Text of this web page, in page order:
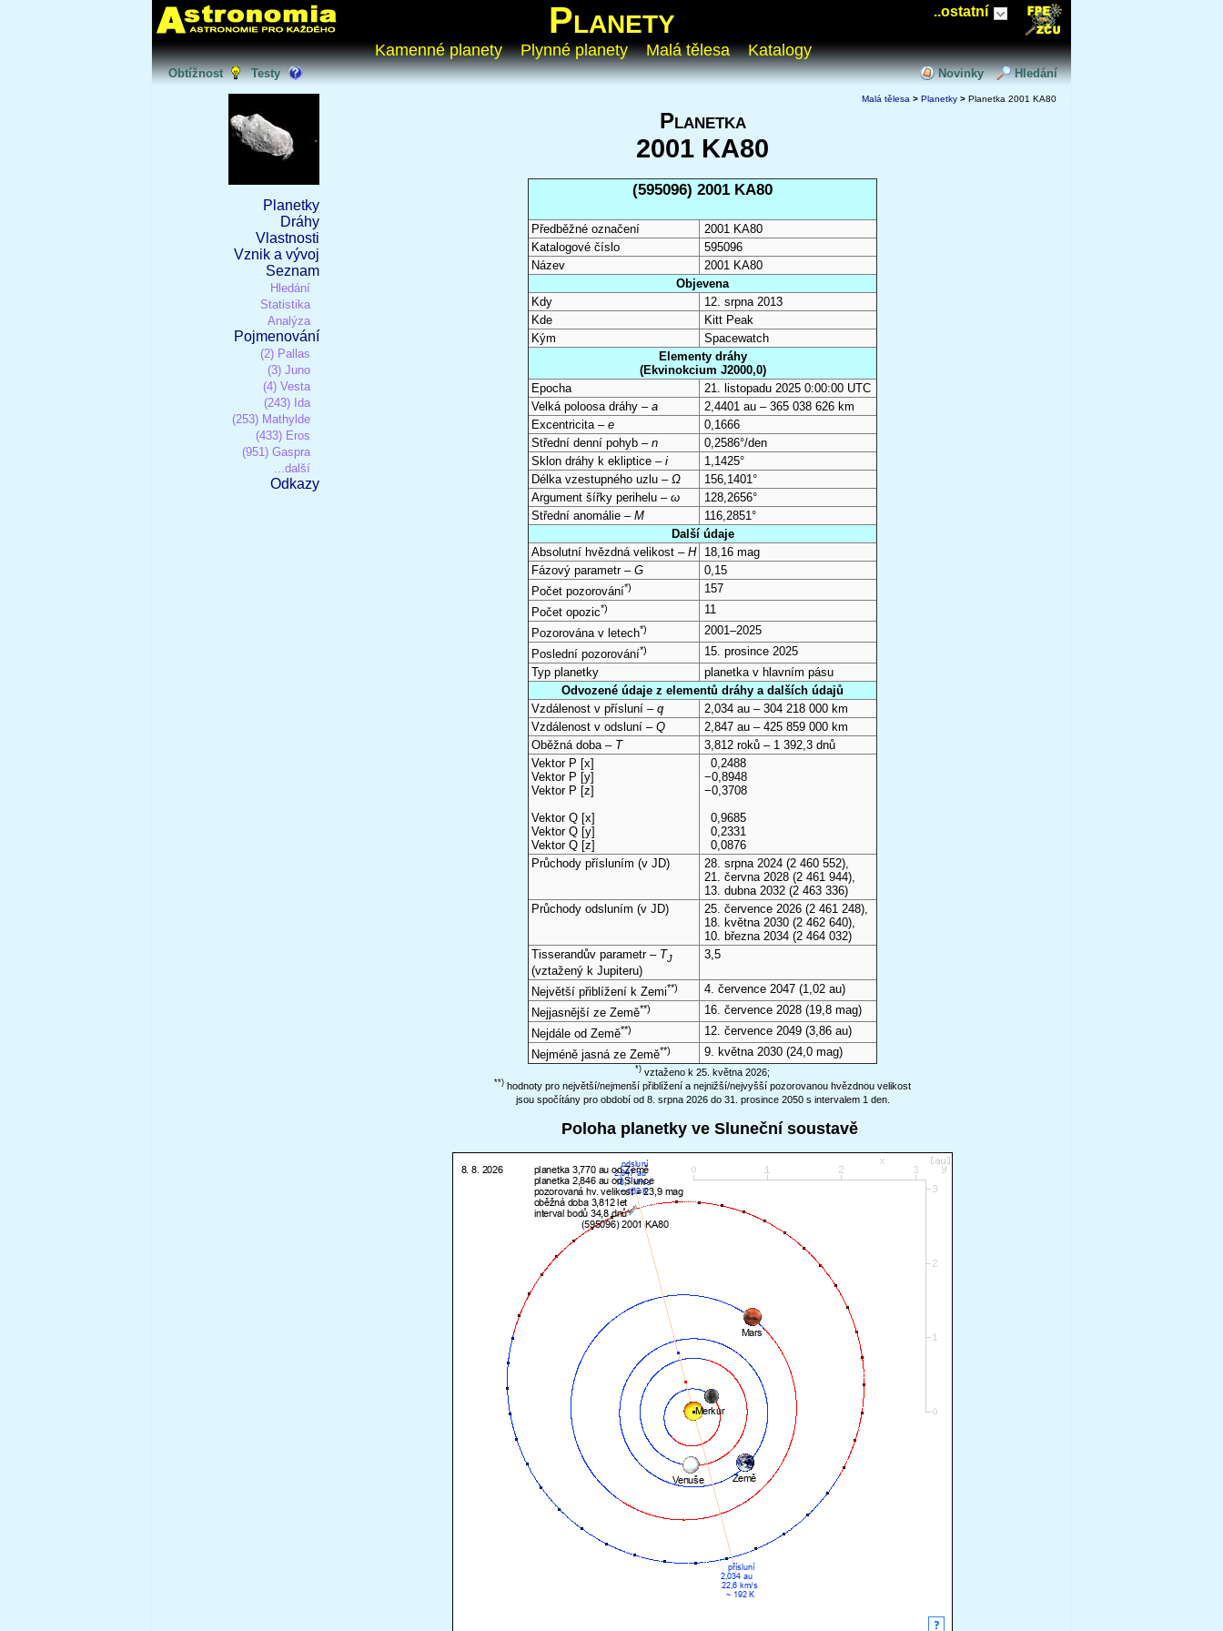
..ostatní
Planety
Kamenné planety Plynné planety Malá tělesa Katalogy
Obtížnost Testy Novinky Hledání
Planetky
Dráhy
Vlastnosti
Vznik a vývoj
Seznam
Hledání
Statistika
Analýza
Pojmenování
(2) Pallas
(3) Juno
(4) Vesta
(243) Ida
(253) Mathylde
(433) Eros
(951) Gaspra
...další
Odkazy
Malá tělesa > Planetky > Planetka 2001 KA80
Planetka
2001 KA80
(595096) 2001 KA80
Předběžné označení
2001 KA80
Katalogové číslo
595096
Název
2001 KA80
Objevena
Kdy
12. srpna 2013
Kde
Kitt Peak
Kým
Spacewatch
Elementy dráhy
(Ekvinokcium J2000,0)
Epocha
21. listopadu 2025 0:00:00 UTC
Velká poloosa dráhy – a
2,4401 au – 365 038 626 km
Excentricita – e
0,1666
Střední denní pohyb – n
0,2586°/den
Sklon dráhy k ekliptice – i
1,1425°
Délka vzestupného uzlu – Ω
156,1401°
Argument šířky perihelu – ω
128,2656°
Střední anomálie – M
116,2851°
Další údaje
Absolutní hvězdná velikost – H
18,16 mag
Fázový parametr – G
0,15
Počet pozorování*)
157
Počet opozic*)
11
Pozorována v letech*)
2001–2025
Poslední pozorování*)
15. prosince 2025
Typ planetky
planetka v hlavním pásu
Odvozené údaje z elementů dráhy a dalších údajů
Vzdálenost v přísluní – q
2,034 au – 304 218 000 km
Vzdálenost v odsluní – Q
2,847 au – 425 859 000 km
Oběžná doba – T
3,812 roků – 1 392,3 dnů
Vektor P [x]
Vektor P [y]
Vektor P [z]
Vektor Q [x]
Vektor Q [y]
Vektor Q [z]
0,2488
−0,8948
−0,3708
0,9685
0,2331
0,0876
Průchody přísluním (v JD) 28. srpna 2024 (2 460 552),
21. června 2028 (2 461 944),
13. dubna 2032 (2 463 336)
Průchody odsluním (v JD) 25. července 2026 (2 461 248),
18. května 2030 (2 462 640),
10. března 2034 (2 464 032)
Tisserandův parametr – TJ
(vztažený k Jupiteru)
3,5
Největší přiblížení k Zemi**) 4. července 2047 (1,02 au)
Nejjasnější ze Země**) 16. července 2028 (19,8 mag)
Nejdále od Země**) 12. července 2049 (3,86 au)
Nejméně jasná ze Země**) 9. května 2030 (24,0 mag)
*) vztaženo k 25. května 2026;
**) hodnoty pro největší/nejmenší přiblížení a nejnižší/nejvyšší pozorovanou hvězdnou velikost
jsou spočítány pro období od 8. srpna 2026 do 31. prosince 2050 s intervalem 1 den.
Poloha planetky ve Sluneční soustavě